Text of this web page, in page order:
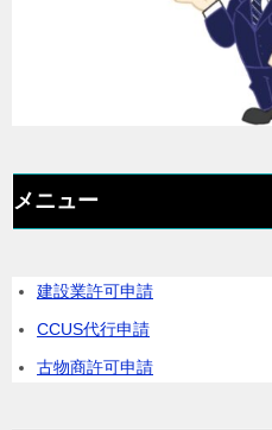
メニュー
建設業許可申請
CCUS代行申請
古物商許可申請